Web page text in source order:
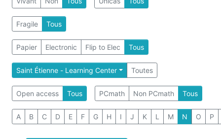
Fragile Tous
Papier Electronic Flip to Elec Tous
Saint Étienne - Learning Center Toutes
Open access Tous PCmath Non PCmath Tous
A B C D E F G H I J K L M N O P